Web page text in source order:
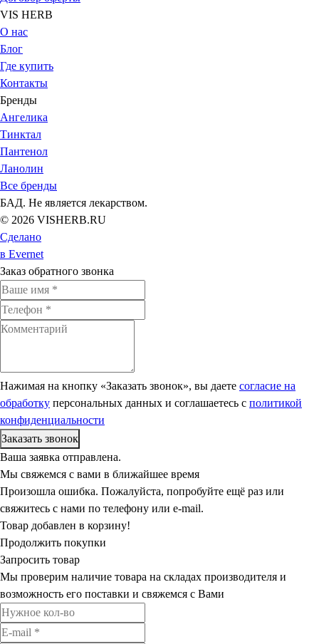
VIS HERB
О нас
Блог
Где купить
Контакты
Бренды
Ангелика
Тинктал
Пантенол
Ланолин
Все бренды
БАД. Не является лекарством.
© 2026 VISHERB.RU
Сделано
в Evernet
Заказ обратного звонка
Нажимая на кнопку «Заказать звонок», вы даете согласие на
обработку персональных данных и соглашаетесь c политикой
конфиденциальности
Ваша заявка отправлена.
Мы свяжемся с вами в ближайшее время
Произошла ошибка. Пожалуйста, попробуйте ещё раз или
свяжитесь с нами по телефону или e-mail.
Товар добавлен в корзину!
Продолжить покупки
Запросить товар
Мы проверим наличие товара на складах производителя и
возможность его поставки и свяжемся с Вами